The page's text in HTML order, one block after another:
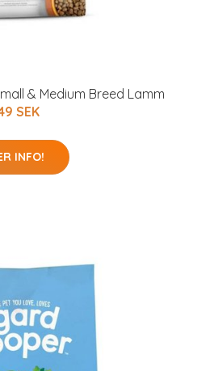
& Medium Breed Lamm
SEK
INFO!